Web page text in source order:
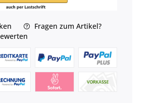
Fragen zum Artikel?